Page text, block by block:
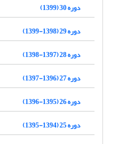
دوره 30 (1399)
دوره 29 (1398-1399)
دوره 28 (1397-1398)
دوره 27 (1396-1397)
دوره 26 (1395-1396)
دوره 25 (1394-1395)